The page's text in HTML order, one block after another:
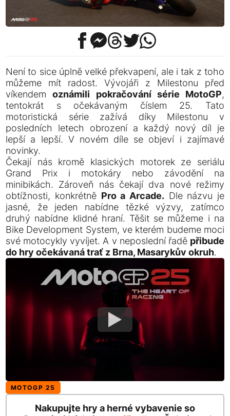
Není to sice úplně velké překvapení, ale i tak z toho
můžeme mít radost. Vývojáři z Milestonu před
víkendemoznámili pokračování série MotoGP,
tentokrát s očekávaným číslem 25. Tato
motoristická série zažívá díky Milestonu v
posledních letech obrození a každý nový díl je
lepší a lepší. V novém díle se objeví i zajímavé
novinky.
Čekají nás kromě klasických motorek ze seriálu
Grand Prix i motokáry nebo závodění na
minibikách. Zároveň nás čekají dva nové režimy
obtížnosti, konkrétně Pro a Arcade.Dle názvu je
jasné, že jeden nabídne tězké výzvy, zatímco
druhý nabídne klidné hraní. Těšit se můžeme i na
Bike Development System, ve kterém budeme moci
své motocykly vyvíjet. A v neposlední řadě přibude
do hry očekávaná trať z Brna, Masarykův okruh.
MOTOGP 25
Nakupujte hry a herné vybavenie so